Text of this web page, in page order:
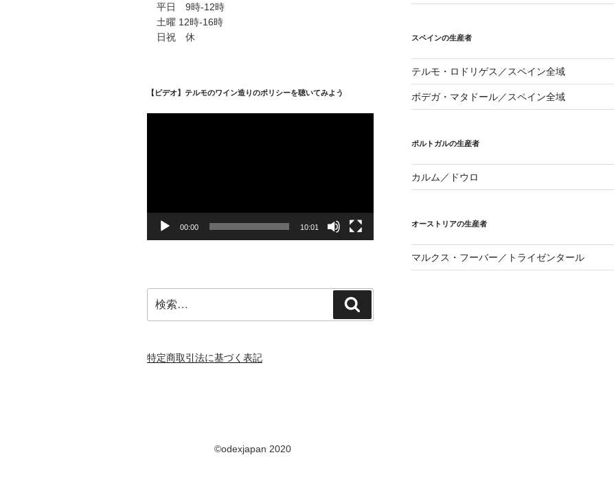
平日 9時-12時
土曜 12時-16時
日祝 休
【ビデオ】テルモのワイン造りのポリシーを聴いてみよう
ー
00:00 10:01
索:
索
特定商取引法に基づく表記
スペインの生産者
テルモ・ロドリゲス／スペイン全域
ボデガ・マタドール／スペイン全域
ポルトガルの生産者
カルム／ドウロ
オーストリアの生産者
マルクス・フーバー／トライゼンタール
©odexjapan 2020